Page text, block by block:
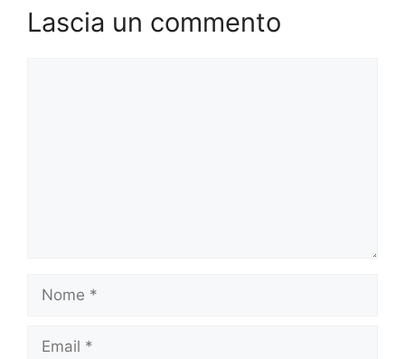
Lascia un commento